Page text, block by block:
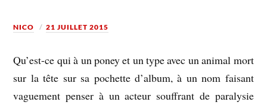
NICO 21 JUILLET 2015
Qu’est-ce qui à un poney et un type avec un animal mort
sur la tête sur sa pochette d’album, à un nom faisant
vaguement penser à un acteur souffrant de paralysie